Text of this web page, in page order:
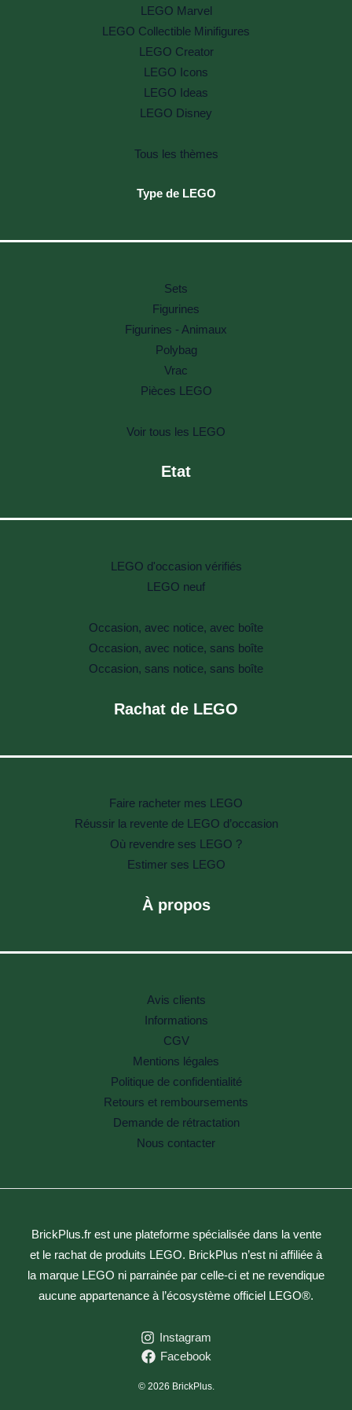
LEGO Marvel
LEGO Collectible Minifigures
LEGO Creator
LEGO Icons
LEGO Ideas
LEGO Disney
Tous les thèmes
Type de LEGO
Sets
Figurines
Figurines - Animaux
Polybag
Vrac
Pièces LEGO
Voir tous les LEGO
Etat
LEGO d'occasion vérifiés
LEGO neuf
Occasion, avec notice, avec boîte
Occasion, avec notice, sans boîte
Occasion, sans notice, sans boîte
Rachat de LEGO
Faire racheter mes LEGO
Réussir la revente de LEGO d’occasion
Où revendre ses LEGO ?
Estimer ses LEGO
À propos
Avis clients
Informations
CGV
Mentions légales
Politique de confidentialité
Retours et remboursements
Demande de rétractation
Nous contacter
BrickPlus.fr est une plateforme spécialisée dans la vente
et le rachat de produits LEGO. BrickPlus n’est ni affiliée à
la marque LEGO ni parrainée par celle-ci et ne revendique
aucune appartenance à l’écosystème officiel LEGO®.
Instagram
Facebook
© 2026 BrickPlus.